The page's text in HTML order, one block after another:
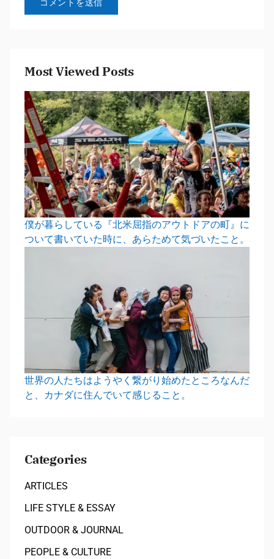
Most Viewed Posts
僕が暮らしている『北米屈指のアウトドアの町』に
ついて書いていた時に、あらためて気づいたこと。
世界の人たちはようやく繋がり始めたところなんだ
と、カナダに住んでいて感じること。
Categories
ARTICLES
LIFE STYLE & ESSAY
OUTDOOR & JOURNAL
PEOPLE & CULTURE